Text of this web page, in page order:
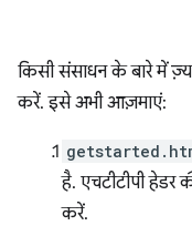
किसी संसाधन के बारे में
करें. इसे अभी आज़माएं:
है. एचटीटीपी
करें.